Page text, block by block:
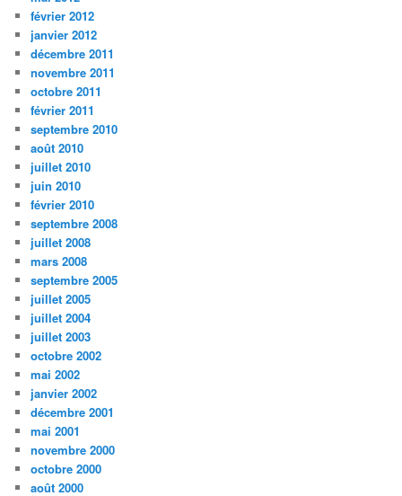
février 2012
janvier 2012
décembre 2011
novembre 2011
octobre 2011
février 2011
septembre 2010
août 2010
juillet 2010
juin 2010
février 2010
septembre 2008
juillet 2008
mars 2008
septembre 2005
juillet 2005
juillet 2004
juillet 2003
octobre 2002
mai 2002
janvier 2002
décembre 2001
mai 2001
novembre 2000
octobre 2000
août 2000